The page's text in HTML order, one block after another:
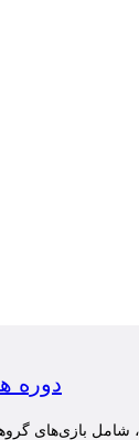
دوره
شامل بازی‌های